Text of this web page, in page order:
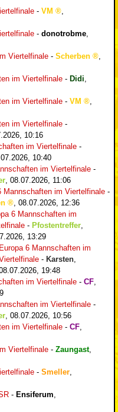
- VM
,
- donotrobme,
Viertelfinale - Scherben
,
im Viertelfinale - Didi,
im Viertelfinale - VM
,
im Viertelfinale -
10:16
im Viertelfinale -
10:40
im Viertelfinale -
, 08.07.2026, 11:06
Mannschaften im Viertelfinale -
, 08.07.2026, 12:36
6 Mannschaften im
- Pfostentreffer,
13:29
Europa 6 Mannschaften im
- Karsten,
19:48
im Viertelfinale - CF,
im Viertelfinale -
, 08.07.2026, 10:56
im Viertelfinale - CF,
Viertelfinale - Zaungast,
- Smeller,
- Ensiferum,